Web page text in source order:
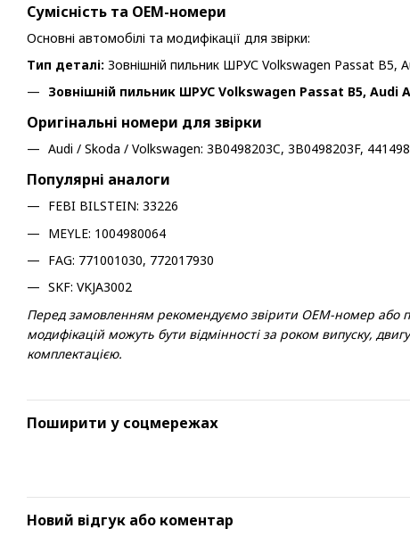
Сумісність та OEM-номери
Основні автомобілі та модифікації для звірки:
Тип деталі: Зовнішній пильник ШРУС Volkswagen Passat B5,
Зовнішній пильник ШРУС Volkswagen Passat B5, Audi
Оригінальні номери для звірки
Audi / Skoda / Volkswagen: 3B0498203C, 3B0498203F,
Популярні аналоги
FEBI BILSTEIN: 33226
MEYLE: 1004980064
FAG: 771001030, 772017930
SKF: VKJA3002
Перед замовленням рекомендуємо звірити OEM-номер або
модифікацій можуть бути відмінності за роком випуску,
комплектацією.
Поширити у соцмережах
Новий відгук або коментар